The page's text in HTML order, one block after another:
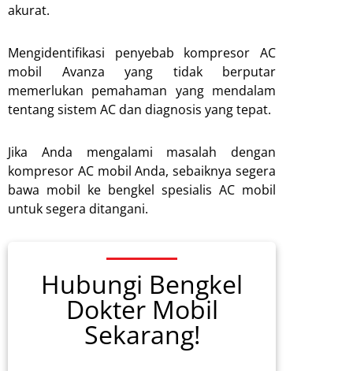
akurat.
Mengidentifikasi penyebab kompresor AC
mobil Avanza yang tidak berputar
memerlukan pemahaman yang mendalam
tentang sistem AC dan diagnosis yang tepat.
Jika Anda mengalami masalah dengan
kompresor AC mobil Anda, sebaiknya segera
bawa mobil ke bengkel spesialis AC mobil
untuk segera ditangani.
Hubungi Bengkel
Dokter Mobil
Sekarang!